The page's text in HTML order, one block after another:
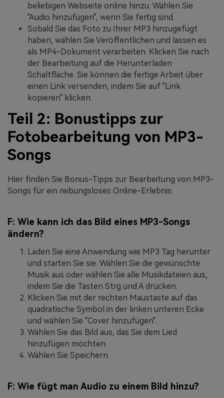
beliebigen Webseite online hinzu. Wählen Sie
"Audio hinzufügen", wenn Sie fertig sind.
Sobald Sie das Foto zu Ihrer MP3 hinzugefügt
haben, wählen Sie Veröffentlichen und lassen es
als MP4-Dokument verarbeiten. Klicken Sie nach
der Bearbeitung auf die Herunterladen
Schaltfläche. Sie können die fertige Arbeit über
einen Link versenden, indem Sie auf "Link
kopieren" klicken.
Teil 2: Bonustipps zur
Fotobearbeitung von MP3-
Songs
Hier finden Sie Bonus-Tipps zur Bearbeitung von MP3-
Songs für ein reibungsloses Online-Erlebnis:
F: Wie kann ich das Bild eines MP3-Songs
ändern?
Laden Sie eine Anwendung wie MP3 Tag herunter
und starten Sie sie. Wählen Sie die gewünschte
Musik aus oder wählen Sie alle Musikdateien aus,
indem Sie die Tasten Strg und A drücken.
Klicken Sie mit der rechten Maustaste auf das
quadratische Symbol in der linken unteren Ecke
und wählen Sie "Cover hinzufügen".
Wählen Sie das Bild aus, das Sie dem Lied
hinzufügen möchten.
Wählen Sie Speichern.
F: Wie fügt man Audio zu einem Bild hinzu?